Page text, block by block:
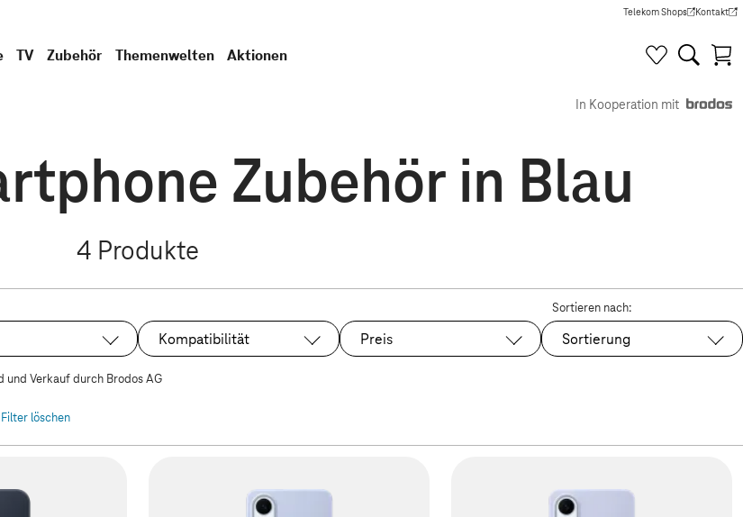
Telekom Shops
(Wird in einem neuen Tab
Kontakt
(Wird in
TV Zubehör Themenwelten Aktionen
In Kooperation mit
Zubehör in Blau
4 Produkte
Kompatibilität Preis
Sortieren nach:
Sortierung
und Verkauf durch Brodos AG
löschen